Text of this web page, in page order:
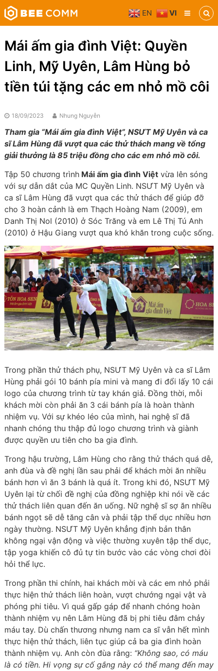
Skip
to
content
Bee
Comm
Truyền
thông
phương
tiện
Mái ấm gia đình Việt: Quyền
Linh, Mỹ Uyên, Lâm Hùng bỏ
tiền túi tặng các em nhỏ mồ côi
18/09/2023 Nhung Nguyễn
Tham gia “Mái ấm gia đình Việt”, NSƯT Mỹ Uyên và ca
sĩ Lâm Hùng đã vượt qua các thử thách mang về tổng
giải thưởng là 85 triệu đồng cho các em nhỏ mồ côi.
Tập 50 chương trìnhMái ấm gia đình Việtvừa lên sóng
với sự dẫn dắt của MC Quyền Linh. NSƯT Mỹ Uyên và
ca sĩ Lâm Hùng đã vượt qua các thử thách để giúp đỡ
cho 3 hoàn cảnh là em Thạch Hoàng Nam (2009), em
Danh Thị Nol (2010) ở Sóc Trăng và em Lê Thị Tú Anh
(2010) ở Hậu Giang vượt qua khó khăn trong cuộc sống.
Trong phần thử thách phụ, NSƯT Mỹ Uyên và ca sĩ Lâm
Hùng phải gói 10 bánh pía mini và mang đi đổi lấy 10 cái
logo của chương trình từ tay khán giả. Đồng thời, mỗi
khách mời còn phải ăn 3 cái bánh pía là hoàn thành
nhiệm vụ. Với sự khéo léo của mình, hai nghệ sĩ đã
nhanh chóng thu thập đủ logo chương trình và giành
được quyền ưu tiên cho ba gia đình.
Trong hậu trường, Lâm Hùng cho rằng thử thách quá dễ,
anh đùa và đề nghị lần sau phải để khách mời ăn nhiều
bánh hơn vì ăn 3 bánh là quá ít. Trong khi đó, NSƯT Mỹ
Uyên lại từ chối đề nghị của đồng nghiệp khi nói về các
thử thách liên quan đến ăn uống. Nữ nghệ sĩ sợ ăn nhiều
bánh ngọt sẽ dễ tăng cân và phải tập thể dục nhiều hơn
ngày thường. NSƯT Mỹ Uyên khẳng định bản thân
không ngại vận động và việc thường xuyên tập thể dục,
tập yoga khiến cô đủ tự tin bước vào các vòng chơi đòi
hỏi thể lực.
Trong phần thi chính, hai khách mời và các em nhỏ phải
thực hiện thử thách liên hoàn, vượt chướng ngại vật và
phóng phi tiêu. Vì quá gấp gáp để nhanh chóng hoàn
thành nhiệm vụ nên Lâm Hùng đã bị phi tiêu đâm chảy
máu tay. Dù chấn thương nhưng nam ca sĩ vẫn hết mình
thực hiện thử thách, liên tục giúp cả ba gia đình hoàn
thành nhiệm vụ. Anh còn đùa rằng: “Không sao, có máu
là có tiền. Hi vọng sự cố gắng này có thể mang đến may
EN VI